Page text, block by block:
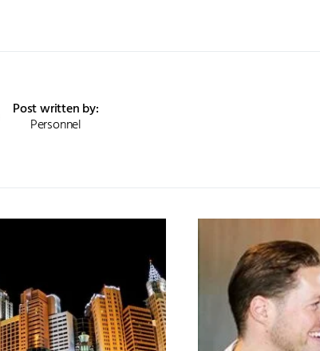
Post written by:
Personnel